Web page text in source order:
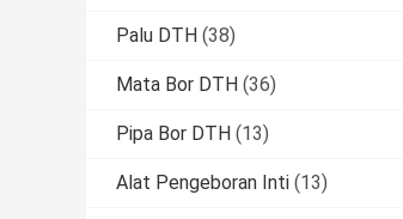
Palu DTH (38)
Mata Bor DTH (36)
Pipa Bor DTH (13)
Alat Pengeboran Inti (13)